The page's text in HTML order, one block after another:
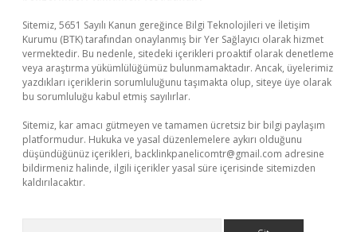
Sitemiz, 5651 Sayılı Kanun gereğince Bilgi Teknolojileri ve İletişim
Kurumu (BTK) tarafından onaylanmış bir Yer Sağlayıcı olarak hizmet
vermektedir. Bu nedenle, sitedeki içerikleri proaktif olarak denetleme
veya araştırma yükümlülüğümüz bulunmamaktadır. Ancak, üyelerimiz
yazdıkları içeriklerin sorumluluğunu taşımakta olup, siteye üye olarak
bu sorumluluğu kabul etmiş sayılırlar.
Sitemiz, kar amacı gütmeyen ve tamamen ücretsiz bir bilgi paylaşım
platformudur. Hukuka ve yasal düzenlemelere aykırı olduğunu
düşündüğünüz içerikleri, backlinkpanelicomtr@gmail.com adresine
bildirmeniz halinde, ilgili içerikler yasal süre içerisinde sitemizden
kaldırılacaktır.